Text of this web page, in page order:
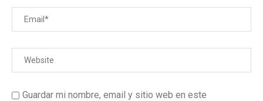
Guardar mi nombre, email y sitio web en este